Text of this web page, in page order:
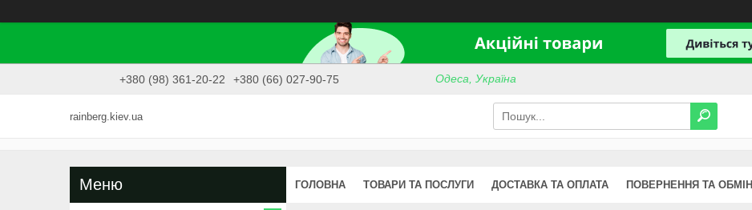
+380 (98) 361-20-22 +380 (66) 027-90-75 Одеса, Україна
rainberg.kiev.ua
ГОЛОВНА ТОВАРИ ТА ПОСЛУГИ ДОСТАВКА ТА ОПЛАТА ПОВЕРНЕННЯ ТА ОБМІН